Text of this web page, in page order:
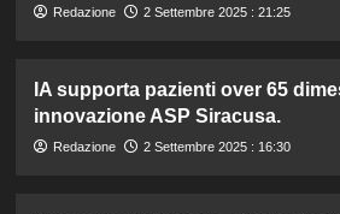
Redazione 2 Settembre 2025 : 21:25
IA supporta pazienti over 65
innovazione ASP Siracusa.
Redazione 2 Settembre 2025 : 16:30